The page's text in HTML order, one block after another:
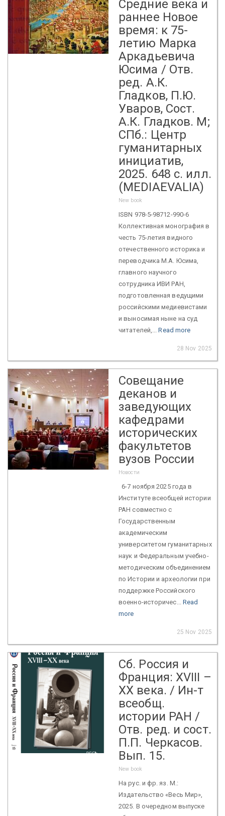
Средние века и
раннее Новое
время: к 75-
летию Марка
Аркадьевича
Юсима / Отв.
ред. А.К.
Гладков, П.Ю.
Уваров, Сост.
А.К. Гладков. М;
СПб.: Центр
гуманитарных
инициатив,
2025. 648 c. илл.
(MEDIAEVALIA)
New book
ISBN 978-5-98712-990-6
Коллективная монография в
честь 75-летия видного
отечественного историка и
переводчика М.А. Юсима,
главного научного
сотрудника ИВИ РАН,
подготовленная ведущими
российскими медиевистами
и выносимая ныне на суд
читателей,...Read more
28 Nov 2025
Совещание
деканов и
заведующих
кафедрами
исторических
факультетов
вузов России
Новости
6-7 ноября 2025 года в
Институте всеобщей истории
РАН совместно с
Государственным
академическим
университетом гуманитарных
наук и Федеральным учебно-
методическим объединением
по Истории и археологии при
поддержке Российского
военно-историчес... Read
more
25 Nov 2025
Сб. Россия и
Франция: XVIII –
XX века. / Ин-т
всеобщ.
истории РАН /
Отв. ред. и сост.
П.П. Черкасов.
Вып. 15.
New book
На рус. и фр. яз. М.:
Издательство «Весь Мир»,
2025. В очередном выпуске